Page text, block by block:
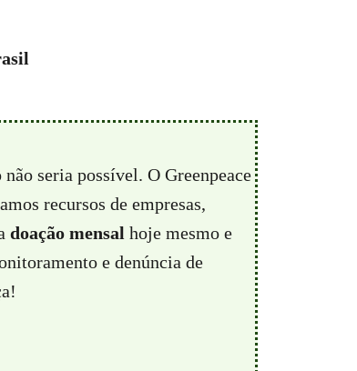
seria possível. O Greenpeace
recursos de empresas,
doação mensal hoje mesmo e
e denúncia de